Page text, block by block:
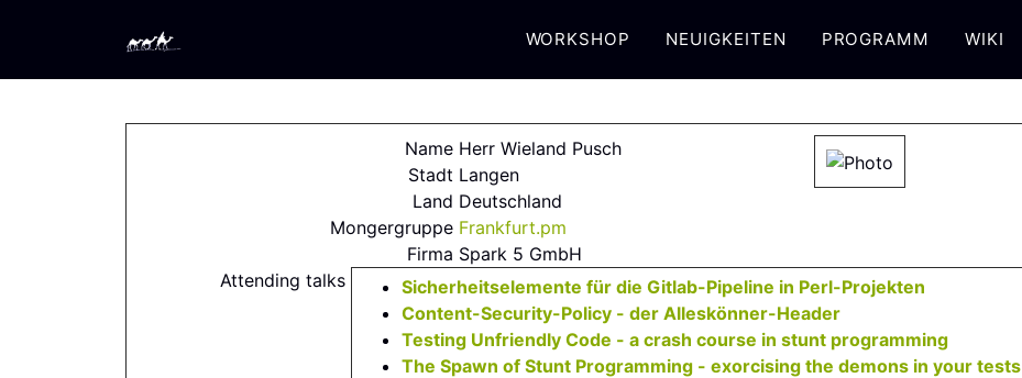
WORKSHOP NEUIGKEITEN PROGRAMM WIKI
Name Herr Wieland Pusch
Stadt Langen
Land Deutschland
Mongergruppe Frankfurt.pm
Firma Spark 5 GmbH
Attending talks
‎Sicherheitselemente für die Gitlab-Pipeline in Perl-Projekten‎
‎Content-Security-Policy - der Alleskönner-Header‎
‎Testing Unfriendly Code - a crash course in stunt programming‎
‎The Spawn of Stunt Programming - exorcising the demons in your tests‎